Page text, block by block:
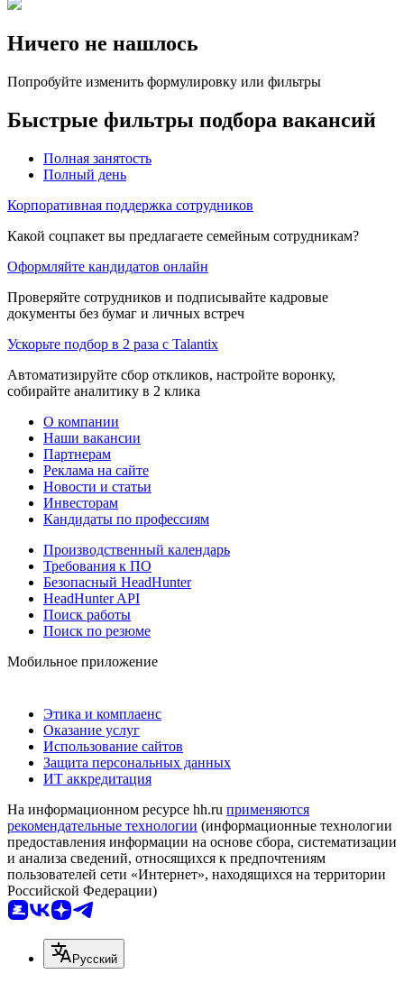
Ничего не нашлось
Попробуйте изменить формулировку или фильтры
Быстрые фильтры подбора вакансий
Полная занятость
Полный день
Корпоративная поддержка сотрудников
Какой соцпакет вы предлагаете семейным сотрудникам?
Оформляйте кандидатов онлайн
Проверяйте сотрудников и подписывайте кадровые
документы без бумаг и личных встреч
Ускорьте подбор в 2 раза с Talantix
Автоматизируйте сбор откликов, настройте воронку,
собирайте аналитику в 2 клика
О компании
Наши вакансии
Партнерам
Реклама на сайте
Новости и статьи
Инвесторам
Кандидаты по профессиям
Производственный календарь
Требования к ПО
Безопасный HeadHunter
HeadHunter API
Поиск работы
Поиск по резюме
Мобильное приложение
Этика и комплаенс
Оказание услуг
Использование сайтов
Защита персональных данных
ИТ аккредитация
На информационном ресурсе hh.ru применяются
рекомендательные технологии (информационные технологии
предоставления информации на основе сбора, систематизации
и анализа сведений, относящихся к предпочтениям
пользователей сети «Интернет», находящихся на территории
Российской Федерации)
Русский